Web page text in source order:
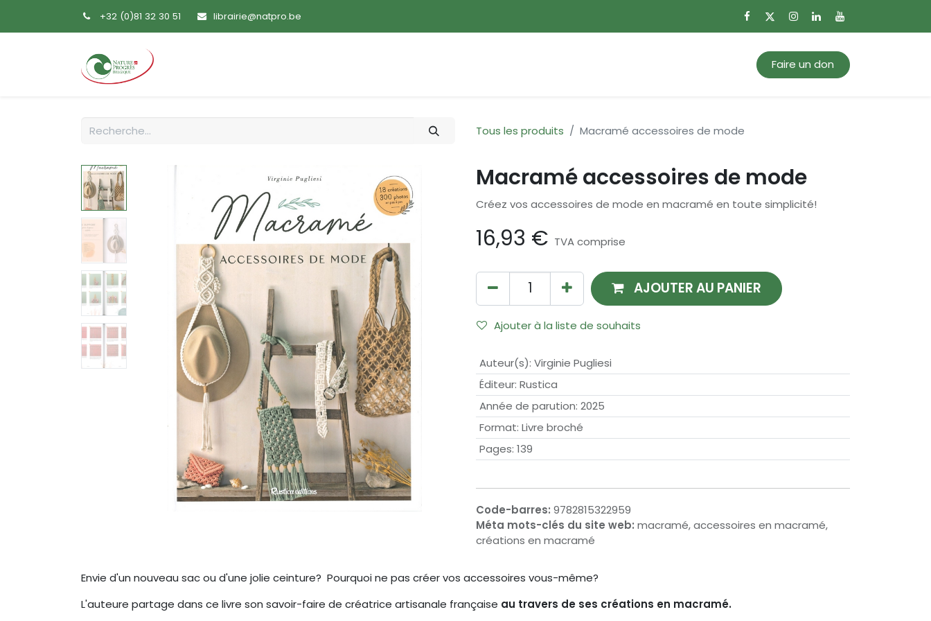
+32 (0)81 32 30 51 librairie@natpro.be
Faire un don
Tous les produits Macramé accessoires de mode
Macramé accessoires de mode
Créez vos accessoires de mode en macramé en toute simplicité!
16,93 € TVA comprise
AJOUTER AU PANIER
Ajouter à la liste de souhaits
Auteur(s): Virginie Pugliesi
Éditeur: Rustica
Année de parution: 2025
Format: Livre broché
Pages: 139
Code-barres: 9782815322959
Méta mots-clés du site web: macramé, accessoires en macramé,
créations en macramé
Envie d'un nouveau sac ou d'une jolie ceinture? Pourquoi ne pas créer vos accessoires vous-même?
L'auteure partage dans ce livre son savoir-faire de créatrice artisanale française au travers de ses créations en macramé.